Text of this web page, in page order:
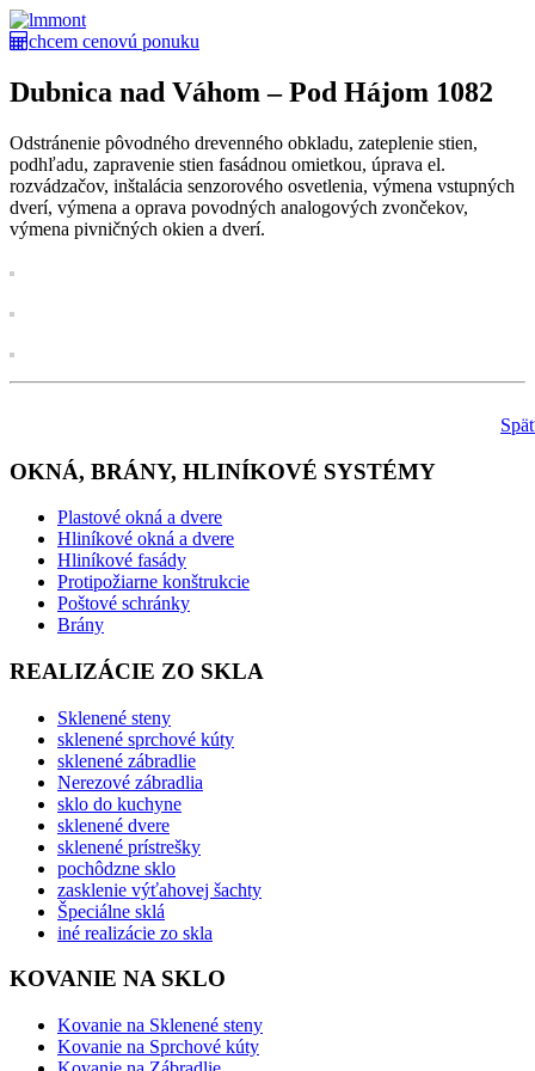
chcem cenovú ponuku
Dubnica nad Váhom – Pod Hájom 1082
Odstránenie pôvodného drevenného obkladu, zateplenie stien,
podhľadu, zapravenie stien fasádnou omietkou, úprava el.
rozvádzačov, inštalácia senzorového osvetlenia, výmena vstupných
dverí, výmena a oprava povodných analogových zvončekov,
výmena pivničných okien a dverí.
OKNÁ, BRÁNY, HLINÍKOVÉ SYSTÉMY
Plastové okná a dvere
Hliníkové okná a dvere
Hliníkové fasády
Protipožiarne konštrukcie
Poštové schránky
Brány
REALIZÁCIE ZO SKLA
Sklenené steny
sklenené sprchové kúty
sklenené zábradlie
Nerezové zábradlia
sklo do kuchyne
sklenené dvere
sklenené prístrešky
pochôdzne sklo
zasklenie výťahovej šachty
Špeciálne sklá
iné realizácie zo skla
KOVANIE NA SKLO
Kovanie na Sklenené steny
Kovanie na Sprchové kúty